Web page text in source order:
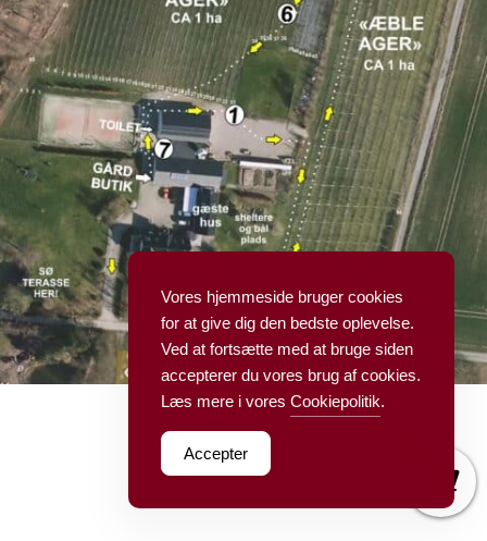
Vores hjemmeside bruger cookies
for at give dig den bedste oplevelse.
Ved at fortsætte med at bruge siden
accepterer du vores brug af cookies.
Læs mere i vores Cookiepolitik.
Accepter